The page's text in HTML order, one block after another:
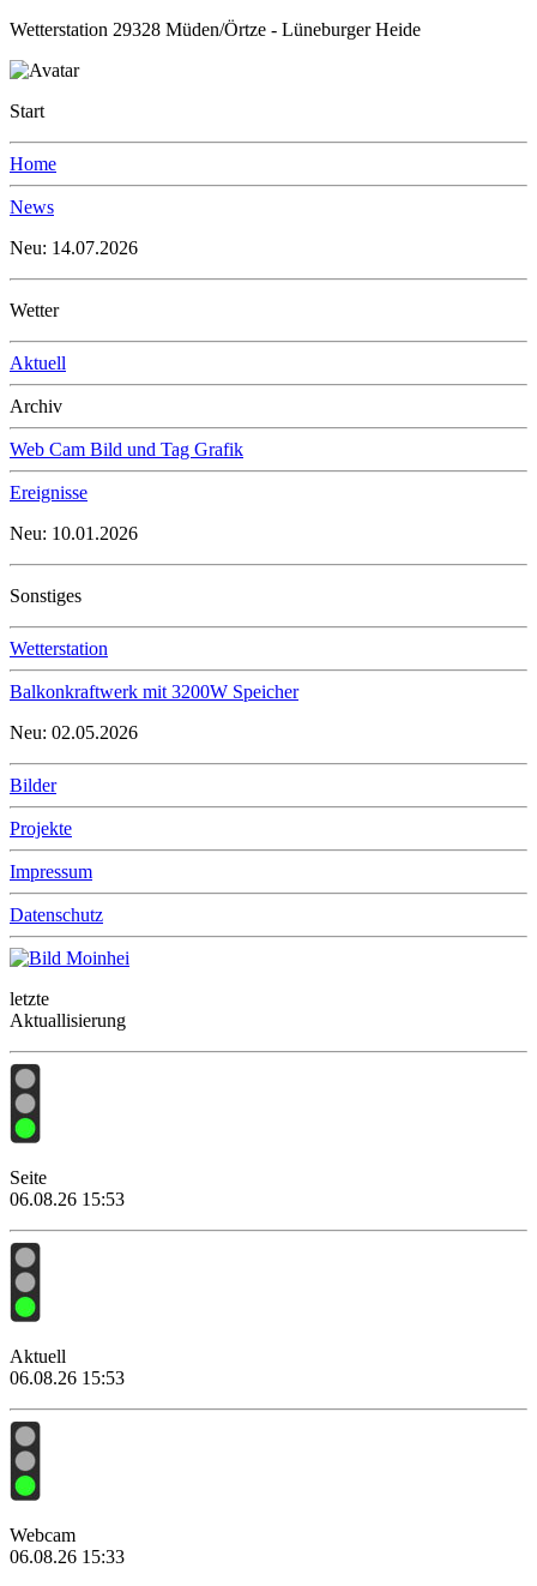
Wetterstation 29328 Müden/Örtze - Lüneburger Heide
Start
Home
News
Neu: 14.07.2026
Wetter
Aktuell
Archiv
Web Cam Bild und Tag Grafik
Ereignisse
Neu: 10.01.2026
Sonstiges
Wetterstation
Balkonkraftwerk mit 3200W Speicher
Neu: 02.05.2026
Bilder
Projekte
Impressum
Datenschutz
letzte
Aktuallisierung
Seite
06.08.26 15:53
Aktuell
06.08.26 15:53
Webcam
06.08.26 15:33